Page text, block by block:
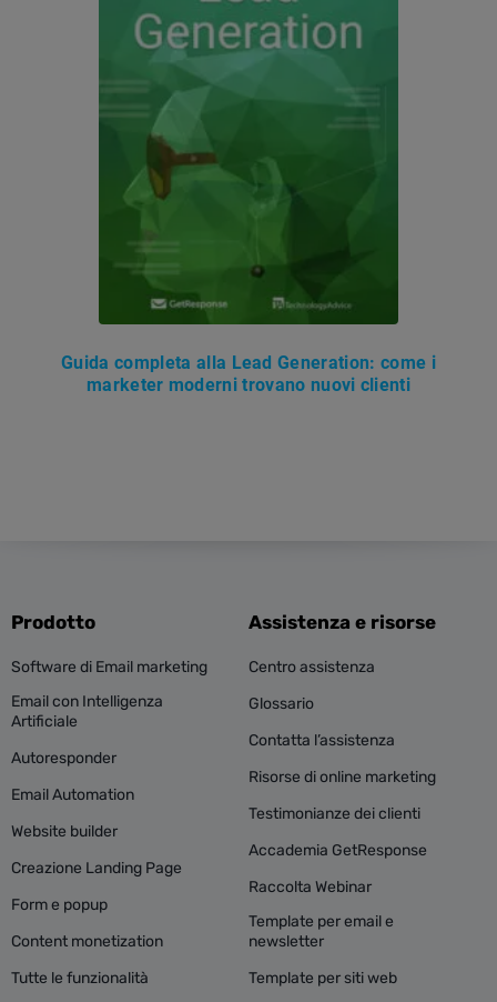
Guida completa alla Lead Generation: come i
marketer moderni trovano nuovi clienti
Prodotto
Software di Email marketing
Email con Intelligenza
Artificiale
Autoresponder
Email Automation
Website builder
Creazione Landing Page
Form e popup
Content monetization
Tutte le funzionalità
Assistenza e risorse
Centro assistenza
Glossario
Contatta l’assistenza
Risorse di online marketing
Testimonianze dei clienti
Accademia GetResponse
Raccolta Webinar
Template per email e
newsletter
Template per siti web